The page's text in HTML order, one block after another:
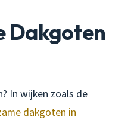
Dakgoten
In wijken zoals de
dakgoten in